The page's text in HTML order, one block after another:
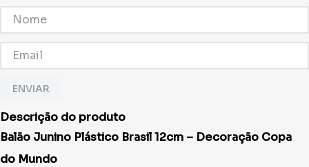
ENVIAR
Descrição do produto
Balão Junino Plástico Brasil 12cm – Decoração Copa
do Mundo